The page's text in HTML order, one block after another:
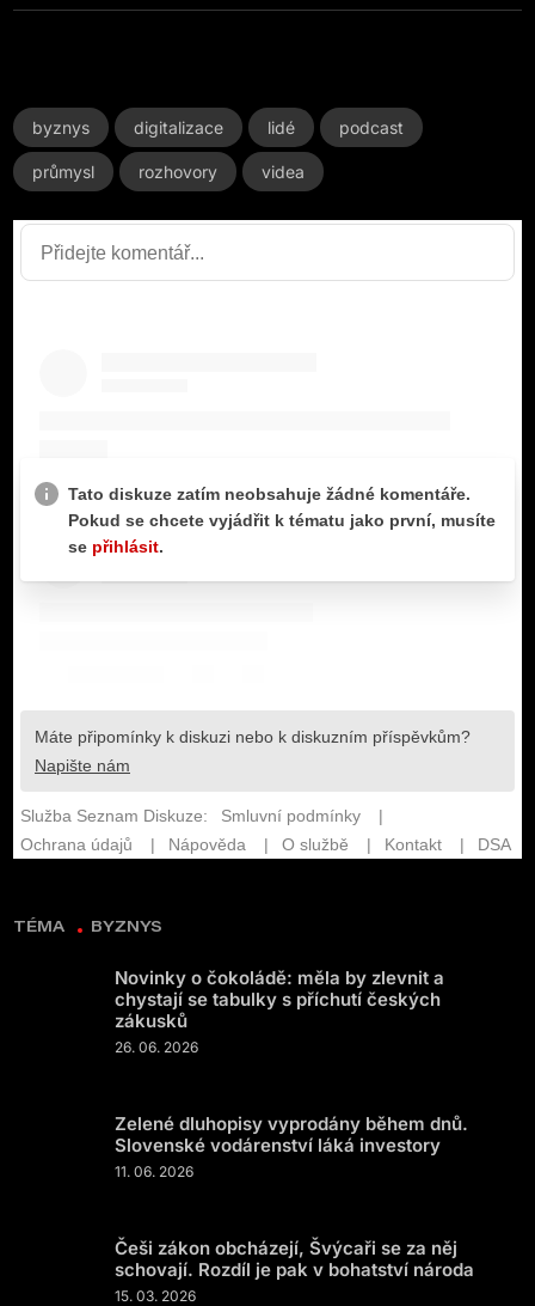
byznys digitalizace lidé podcast
průmysl rozhovory videa
TÉMA BYZNYS
Novinky o čokoládě: měla by zlevnit a
chystají se tabulky s příchutí českých
zákusků
26. 06. 2026
Zelené dluhopisy vyprodány během dnů.
Slovenské vodárenství láká investory
11. 06. 2026
Češi zákon obcházejí, Švýcaři se za něj
schovají. Rozdíl je pak v bohatství národa
15. 03. 2026